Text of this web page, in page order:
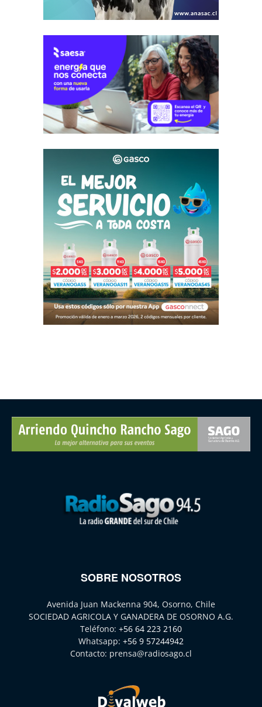
SOBRE NOSOTROS
Avenida Juan Mackenna 904, Osorno, Chile
SOCIEDAD AGRICOLA Y GANADERA DE OSORNO A.G.
Teléfono: +56 64 223 2160
Whatsapp: +56 9 57244942
Contacto: prensa@radiosago.cl